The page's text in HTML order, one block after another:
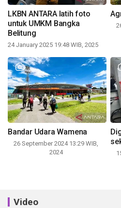
LKBN ANTARA latih foto
untuk UMKM Bangka
Belitung
24 January 2025 19:48 WIB, 2025
Bandar Udara Wamena
26 September 2024 13:29 WIB,
2024
Video